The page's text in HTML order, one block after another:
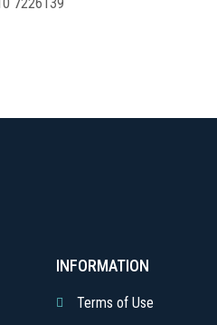
INFORMATION
Terms of Use